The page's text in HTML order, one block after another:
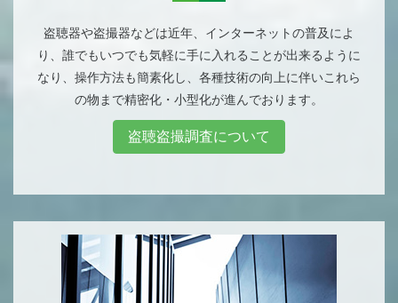
盗聴器や盗撮器などは近年、インターネットの普及によ
り、誰でもいつでも気軽に手に入れることが出来るように
なり、操作方法も簡素化し、各種技術の向上に伴いこれら
の物まで精密化・小型化が進んでおります。
盗聴盗撮調査について